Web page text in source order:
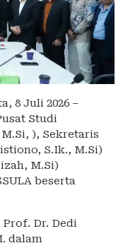
8 Juli 2026 –
Studi
), Sekretaris
S.Ik., M.Si)
M.Si)
beserta
Dr. Dedi
dalam